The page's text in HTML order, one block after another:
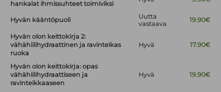
hankalat ihmissuhteet toimiviksi
Hyvän kääntöpuoli
Uutta
vastaava
19.90€
Hyvän olon keittokirja 2:
vähähiilihydraattinen ja ravinteikas
ruoka
Hyvä 17.90€
Hyvän olon keittokirja: opas
vähähiilihydraattiseen ja
ravinteikkaaseen
Hyvä 19.90€